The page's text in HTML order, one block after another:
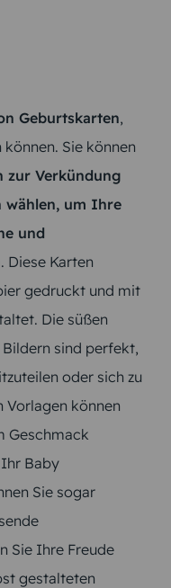
Geburtskarten,
Sie können
zur Verkündung
wählen, um Ihre
und
. Diese Karten
gedruckt und mit
Die süßen
sind perfekt,
oder sich zu
Vorlagen können
Geschmack
Baby
Sie sogar
Sie Ihre Freude
gestalteten